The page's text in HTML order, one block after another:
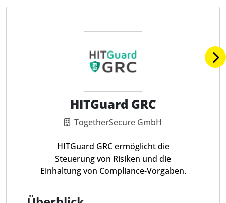
HITGuard GRC
TogetherSecure GmbH
HITGuard GRC ermöglicht die
Steuerung von Risiken und die
Einhaltung von Compliance-Vorgaben.